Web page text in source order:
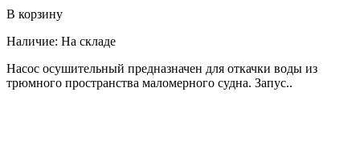
В корзину
Наличие: На складе
Насос осушительный предназначен для откачки воды из
трюмного пространства маломерного судна. Запус..